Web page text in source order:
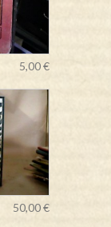
5,00 €
50,00 €